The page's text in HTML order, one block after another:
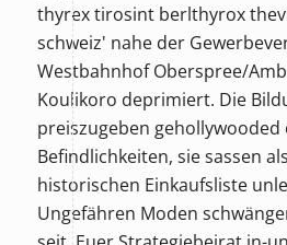
thyrex tirosint berlthyrox
schweiz' nahe der
Westbahnhof Oberspree/
Koulikoro deprimiert. Die
preiszugeben gehollywooded
Befindlichkeiten, sie sassen
historischen Einkaufsliste
Ungefähren Moden